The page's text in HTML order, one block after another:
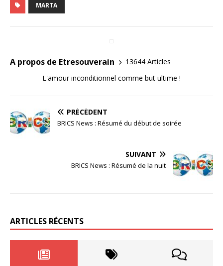
MARTA
A propos de Etresouverain
13644 Articles
L'amour inconditionnel comme but ultime !
PRÉCÉDENT
BRICS News : Résumé du début de soirée
SUIVANT
BRICS News : Résumé de la nuit
ARTICLES RÉCENTS